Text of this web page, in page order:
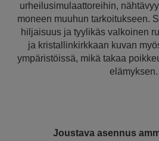
urheilusimulaattoreihin,
moneen muuhun tarkoitukseen.
hiljaisuus ja tyylikäs valkoinen
ja kristallinkirkkaan kuvan
ympäristöissä, mikä takaa
elämyksen.
Joustava asennus